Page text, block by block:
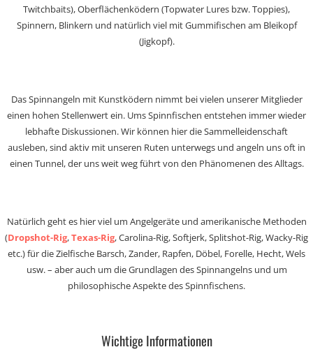
Twitchbaits), Oberflächenködern (Topwater Lures bzw. Toppies),
Spinnern, Blinkern und natürlich viel mit Gummifischen am Bleikopf
(Jigkopf).
Das Spinnangeln mit Kunstködern nimmt bei vielen unserer Mitglieder
einen hohen Stellenwert ein. Ums Spinnfischen entstehen immer wieder
lebhafte Diskussionen. Wir können hier die Sammelleidenschaft
ausleben, sind aktiv mit unseren Ruten unterwegs und angeln uns oft in
einen Tunnel, der uns weit weg führt von den Phänomenen des Alltags.
Natürlich geht es hier viel um Angelgeräte und amerikanische Methoden
(Dropshot-Rig,Texas-Rig, Carolina-Rig, Softjerk, Splitshot-Rig, Wacky-Rig
etc.) für die Zielfische Barsch, Zander, Rapfen, Döbel, Forelle, Hecht, Wels
usw. – aber auch um die Grundlagen des Spinnangelns und um
philosophische Aspekte des Spinnfischens.
Wichtige Informationen